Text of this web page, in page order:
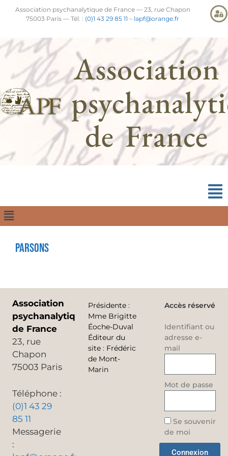
Association psychanalytique de France — 23, rue Chapon
75003 Paris — Tél. : (0)1 43 29 85 11 – lapf@orange.fr
Association
de France
Parsons
Association
psychanalytique
de France
23, rue
Chapon
75003 Paris
Téléphone :
(0)1 43 29
85 11
Messagerie
:
Présidente :
Mme Brigitte
Éoche-Duval
Éditeur du
site : Frédéric
de Mont-
Marin
Accès réservé
Identifiant ou
adresse e-
mail
Mot de passe
Se souvenir
de moi
Connexion